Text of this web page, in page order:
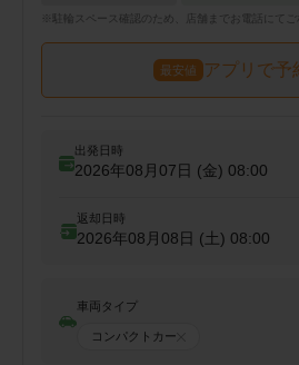
※ スペース確認のため、店舗までお電話にてご
最安値 アプリで予
出発日時
2026年08月07日 (金) 08:00
返却日時
2026年08月08日 (土) 08:00
車両タイプ
コンパクトカー